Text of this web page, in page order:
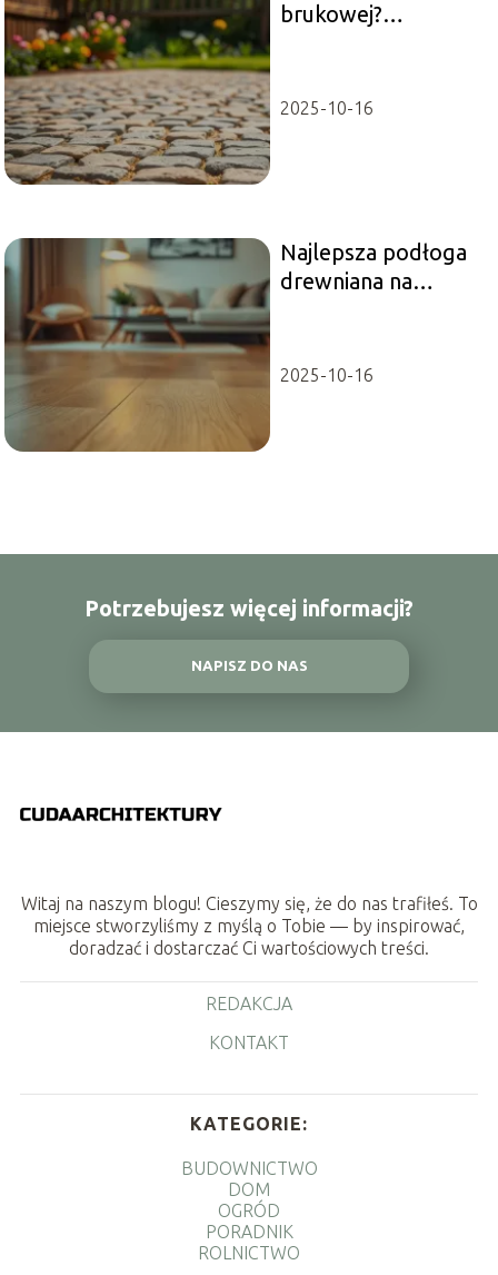
brukowej?
2025-10-16
Najlepsza podłoga
drewniana na
wybrać?
2025-10-16
Potrzebujesz więcej informacji?
NAPISZ DO NAS
Witaj na naszym blogu! Cieszymy się, że do nas trafiłeś. To
miejsce stworzyliśmy z myślą o Tobie — by inspirować,
doradzać i dostarczać Ci wartościowych treści.
REDAKCJA
KONTAKT
KATEGORIE:
BUDOWNICTWO
DOM
OGRÓD
PORADNIK
ROLNICTWO